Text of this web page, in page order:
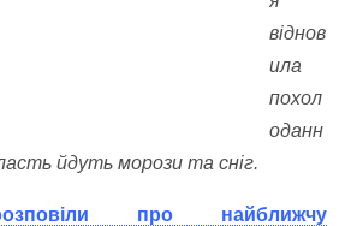
віднов
ила
похол
оданн
йдуть морози та сніг.
про найближчу